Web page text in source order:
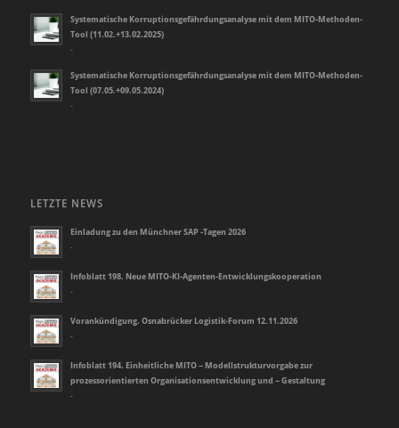
Systematische Korruptionsgefährdungsanalyse mit dem MITO-Methoden-
Tool (11.02.+13.02.2025)
-
Systematische Korruptionsgefährdungsanalyse mit dem MITO-Methoden-
Tool (07.05.+09.05.2024)
-
LETZTE NEWS
Einladung zu den Münchner SAP -Tagen 2026
-
Infoblatt 198. Neue MITO-KI-Agenten-Entwicklungskooperation
-
Vorankündigung. Osnabrücker Logistik-Forum 12.11.2026
-
Infoblatt 194. Einheitliche MITO – Modellstrukturvorgabe zur
prozessorientierten Organisationsentwicklung und – Gestaltung
-